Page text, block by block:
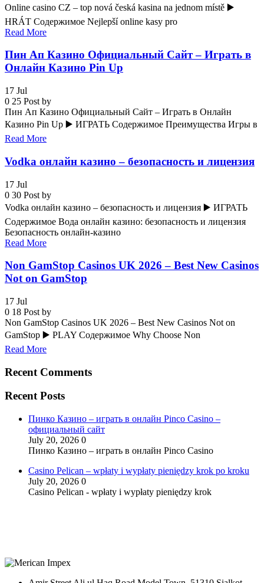
Online casino CZ – top nová česká kasina na jednom místě ▶️
HRÁT Содержимое Nejlepší online kasy pro
Read More
Пин Ап Казино Официальный Сайт – Играть в
Онлайн Казино Pin Up
17 Jul
0 25 Post by
Пин Ап Казино Официальный Сайт – Играть в Онлайн
Казино Pin Up ▶️ ИГРАТЬ Содержимое Преимущества Игры в
Read More
Vodka онлайн казино – безопасность и лицензия
17 Jul
0 30 Post by
Vodka онлайн казино – безопасность и лицензия ▶️ ИГРАТЬ
Содержимое Вода онлайн казино: безопасность и лицензия
Безопасность онлайн-казино
Read More
Non GamStop Casinos UK 2026 – Best New Casinos
Not on GamStop
17 Jul
0 18 Post by
Non GamStop Casinos UK 2026 – Best New Casinos Not on
GamStop ▶️ PLAY Содержимое Why Choose Non
Read More
Recent Comments
Recent Posts
Пинко Казино – играть в онлайн Pinco Casino –
официальный сайт
July 20, 2026 0
Пинко Казино – играть в онлайн Pinco Casino
Casino Pelican – wpłaty i wypłaty pieniędzy krok po kroku
July 20, 2026 0
Casino Pelican - wpłaty i wypłaty pieniędzy krok